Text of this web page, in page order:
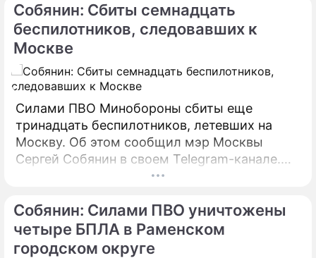
предпринимаются все меры по ликвидации
пожара.
Собянин: Сбиты семнадцать
беспилотников, следовавших к
Москве
Силами ПВО Минобороны сбиты еще
тринадцать беспилотников, летевших на
Москву. Об этом сообщил мэр Москвы
Сергей Собянин в своем Telegram-канале.
БПЛА уничтожены в городских округах
Собянин: Силами ПВО уничтожены
четыре БПЛА в Раменском
городском округе